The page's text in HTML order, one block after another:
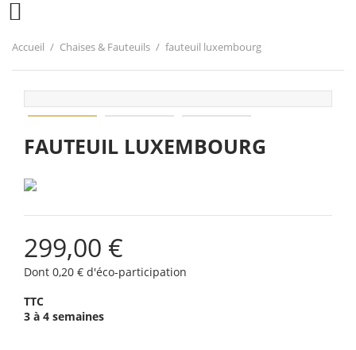

Accueil Chaises & Fauteuils fauteuil luxembourg
FAUTEUIL LUXEMBOURG
299,00 €
Dont 0,20 € d'éco-participation
TTC
3 à 4 semaines